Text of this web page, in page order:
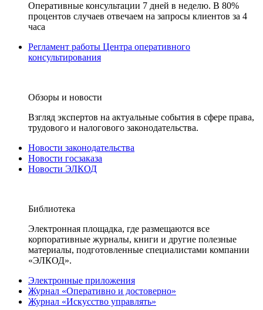
Оперативные консультации 7 дней в неделю. В 80%
процентов случаев отвечаем на запросы клиентов за 4
часа
Регламент работы Центра оперативного
консультирования
Обзоры и новости
Взгляд экспертов на актуальные события в сфере права,
трудового и налогового законодательства.
Новости законодательства
Новости госзаказа
Новости ЭЛКОД
Библиотека
Электронная площадка, где размещаются все
корпоративные журналы, книги и другие полезные
материалы, подготовленные специалистами компании
«ЭЛКОД».
Электронные приложения
Журнал «Оперативно и достоверно»
Журнал «Искусство управлять»